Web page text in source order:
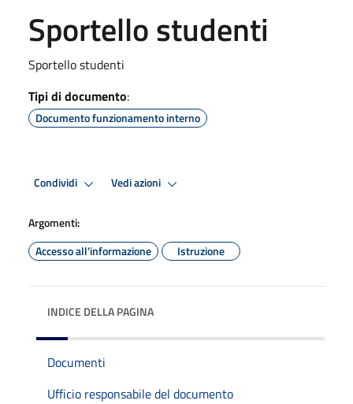
Sportello studenti
Sportello studenti
Tipi di documento:
Documento funzionamento interno
Condividi Vedi azioni
Argomenti:
Accesso all'informazione
Istruzione
INDICE DELLA PAGINA
Documenti
Ufficio responsabile del documento